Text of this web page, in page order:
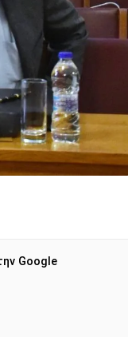
Google